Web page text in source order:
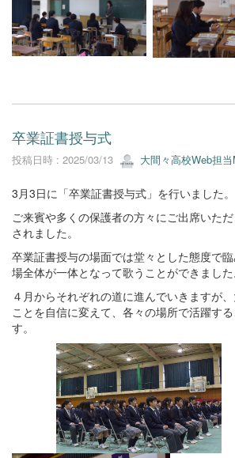
卒業証書授与式
投稿日時 : 2025/03/13 大間々高校Web担当
3月3日に「卒業証書授与式」を行いました。
ご来賓や多くの保護者の方々にご出席いた
されました。
卒業証書授与の場面では堂々とした態度で
場全体が一体となって歌うことができました
４月からそれぞれの道に進んでいきますが
ことを自信に変えて、各々の場所で活躍す
す。